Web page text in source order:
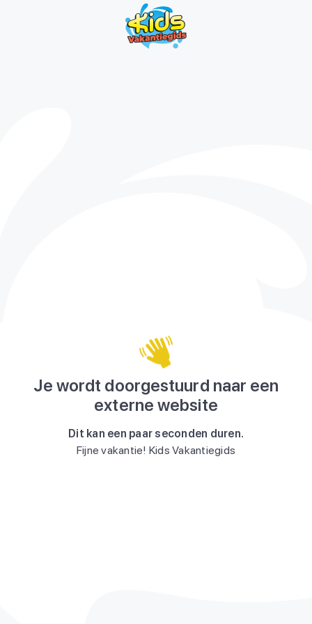
Je wordt doorgestuurd naar een
externe website
Dit kan een paar seconden duren.
Fijne vakantie! Kids Vakantiegids